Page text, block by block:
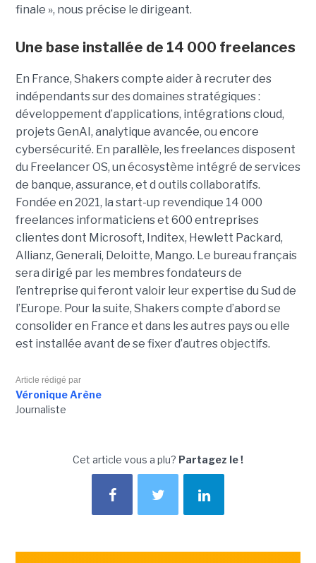
finale », nous précise le dirigeant.
Une base installée de 14 000 freelances
En France, Shakers compte aider à recruter des
indépendants sur des domaines stratégiques :
développement d’applications, intégrations cloud,
projets GenAI, analytique avancée, ou encore
cybersécurité. En parallèle, les freelances disposent
du Freelancer OS, un écosystème intégré de services
de banque, assurance, et d outils collaboratifs.
Fondée en 2021, la start-up revendique 14 000
freelances informaticiens et 600 entreprises
clientes dont Microsoft, Inditex, Hewlett Packard,
Allianz, Generali, Deloitte, Mango. Le bureau français
sera dirigé par les membres fondateurs de
l’entreprise qui feront valoir leur expertise du Sud de
l’Europe. Pour la suite, Shakers compte d’abord se
consolider en France et dans les autres pays ou elle
est installée avant de se fixer d’autres objectifs.
Article rédigé par
Véronique Arène
Journaliste
Cet article vous a plu? Partagez le !